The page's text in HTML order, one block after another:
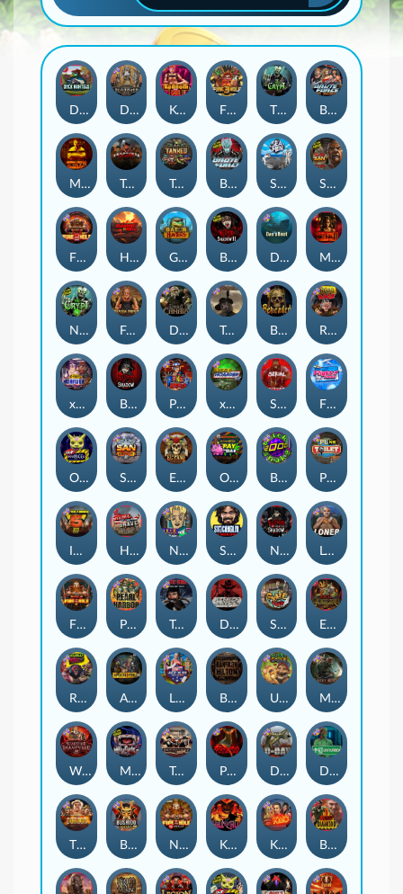
Nexus Blood & Shadow
Seamen
Kill Em All Blood Diamond
Duck Hunters Fire in the Hole 3
Dead, Dead, or Deader
Nexus Fire In The Hole xBomb
Highway to Hell
Brute Force
Home of the Brave
Mental 2
Tombstone Slaughter San Quentin 2: Death Row
Blood & Shadow
Blood & Shadow 2
Mental
Munchies
Skate or Die
Stockholm Syndrome
The Crypt
Apocalypse Super xNudge
Outsourced
Punk Rocker 2
Deadwood R.I.P
Beheaded
Bangkok Hilton
Brute Force: Alien Onslaught
Nexus The Crypt
Gator Hunters
Loner
Kenneth Must Die
Tombstone RIP
Fire in the Hole 2
Outsourced: Payday
Tanked
Fire In The Hole xBomb
Tombstone No Mercy
Folsom Prison
Roadkill
Das xBoot
Kiss My Chainsaw
Road Rage
xWays Hoarder 2
Nine To Five
El Pasa Gunfight xNudge
Land of the Free
Brick Snake 2000
Warrior Graveyard xNudge
Flight Mode
Evil Goblins xBomb
San Quentin xWays
Serial
Punk Toilet
Possessed Disturbed
Pearl Harbor
Infectious 5 xWays
Dead Canary
Misery Mining
True Grit Redemption
xWays Hoarder xSplit
Bushido Way xNudge
D Day
The Border
Ugliest Catch